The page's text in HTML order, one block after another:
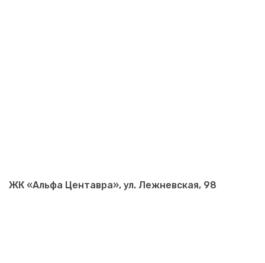
ЖК «Альфа Центавра», ул. Лежневская, 98